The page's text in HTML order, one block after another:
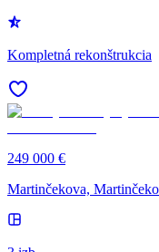
Kompletná rekonštrukcia
249 000 €
Martinčekova,